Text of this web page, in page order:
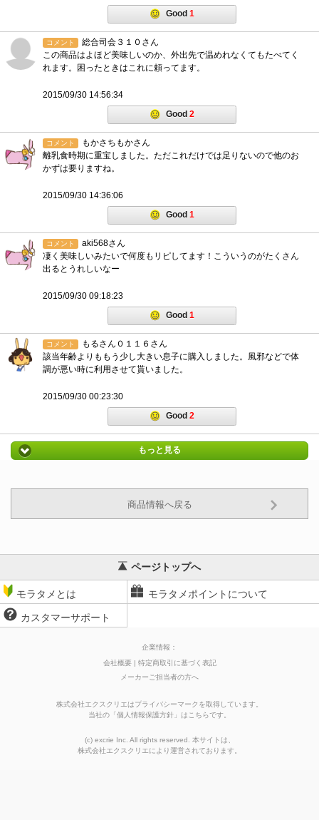
Good 1
コメント
総合司会３１０さん
この商品はよほど美味しいのか、外出先で温めれなくてもたべてく
れます。困ったときはこれに頼ってます。
2015/09/30 14:56:34
Good 2
コメント
もかさちもかさん
離乳食時期に重宝しました。ただこれだけでは足りないので他のお
かずは要りますね。
2015/09/30 14:36:06
Good 1
コメント
aki568さん
凄く美味しいみたいで何度もリピしてます！こういうのがたくさん
出るとうれしいなー
2015/09/30 09:18:23
Good 1
コメント
もるさん０１１６さん
該当年齢よりももう少し大きい息子に購入しました。風邪などで体
調が悪い時に利用させて貰いました。
2015/09/30 00:23:30
Good 2
もっと見る
商品情報へ戻る
ページトップへ
モラタメとは モラタメポイントについて
カスタマーサポート
企業情報：
会社概要
特定商取引に基づく表記
メーカーご担当者の方へ
株式会社エクスクリエはプライバシーマークを取得しています。
当社の 「個人情報保護方針 」はこちらです。
(c) excrie Inc. All rights reserved. 本サイトは、
株式会社エクスクリエにより運営されております。